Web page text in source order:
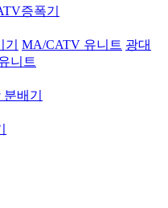
증폭기
MA/CATV 유니트 광대
니트
분배기